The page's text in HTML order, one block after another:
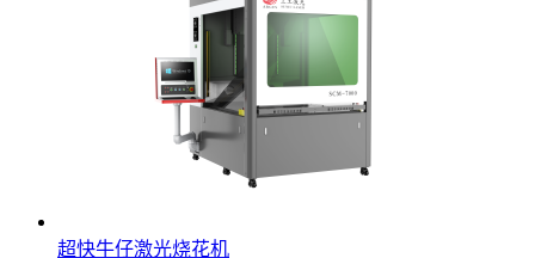
超快牛仔激光烧花机